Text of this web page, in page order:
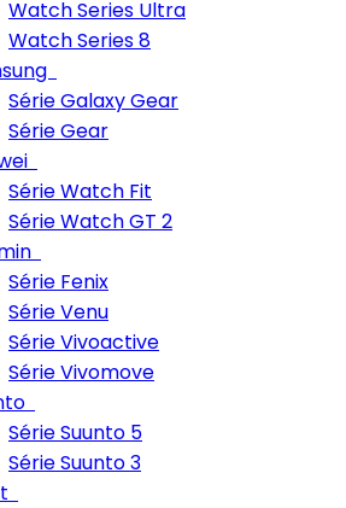
Watch Series Ultra
Watch Series 8
Série Galaxy Gear
Série Gear
Série Watch Fit
Série Watch GT 2
Série Fenix
Série Venu
Série Vivoactive
Série Vivomove
Série Suunto 5
Série Suunto 3